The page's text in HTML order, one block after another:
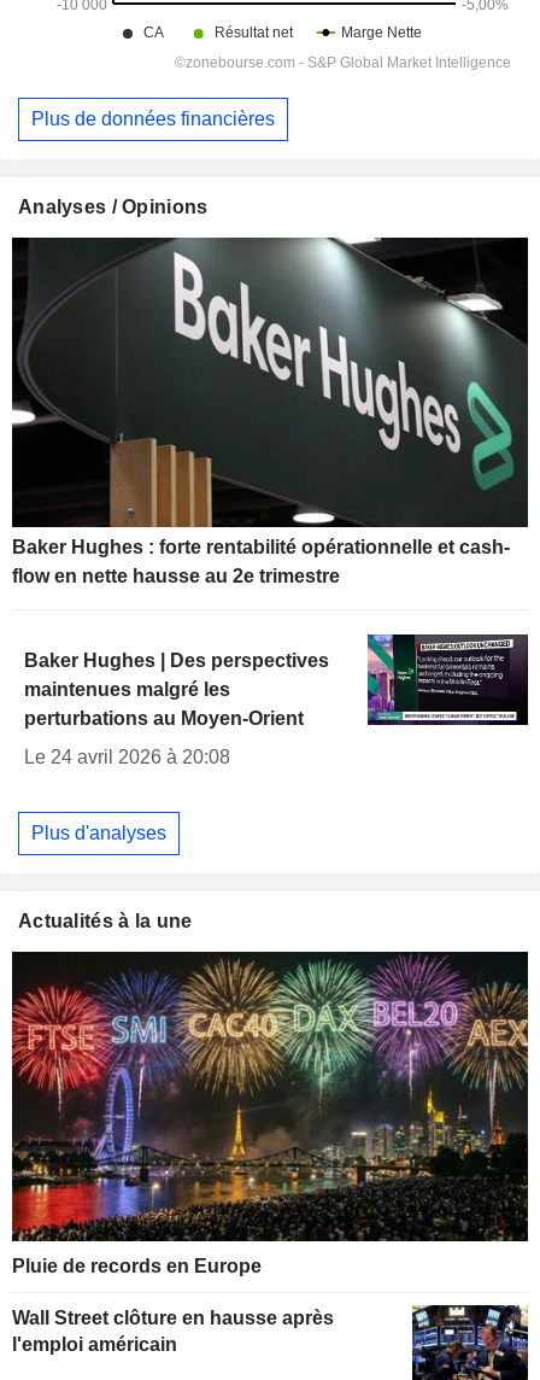
Plus de données financières
Analyses / Opinions
Baker Hughes : forte rentabilité opérationnelle et cash-
flow en nette hausse au 2e trimestre
Baker Hughes | Des perspectives
maintenues malgré les
perturbations au Moyen-Orient
Le 24 avril 2026 à 20:08
Plus d'analyses
Actualités à la une
Pluie de records en Europe
Wall Street clôture en hausse après
l'emploi américain